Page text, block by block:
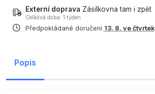
Externí doprava Zásilkovna tam i zpět
Celková doba: 1 týden
Předpokládané doručení 13. 8. ve čtvrtek
Popis